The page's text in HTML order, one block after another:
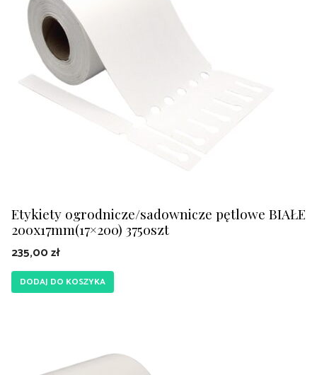
Etykiety ogrodnicze/sadownicze pętlowe BIAŁE
200x17mm(17×200) 3750szt
235,00zł
DODAJ DO KOSZYKA